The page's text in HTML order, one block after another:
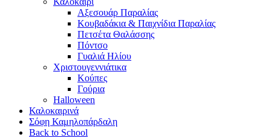
Αξεσουάρ Παραλίας
Κουβαδάκια & Παιχνίδια Παραλίας
Πετσέτα Θαλάσσης
Πόντσο
Γυαλιά Ηλίου
Χριστουγεννιάτικα
Κούπες
Γούρια
Halloween
Καλοκαιρινά
Σόφη Καμηλοπάρδαλη
Back to School